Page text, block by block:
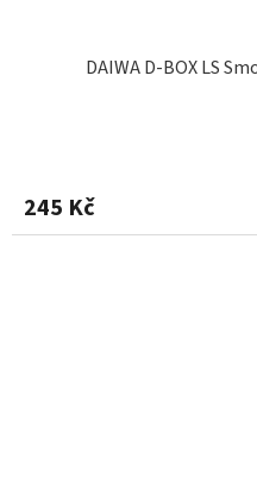
DAIWA D-BOX LS
245 Kč